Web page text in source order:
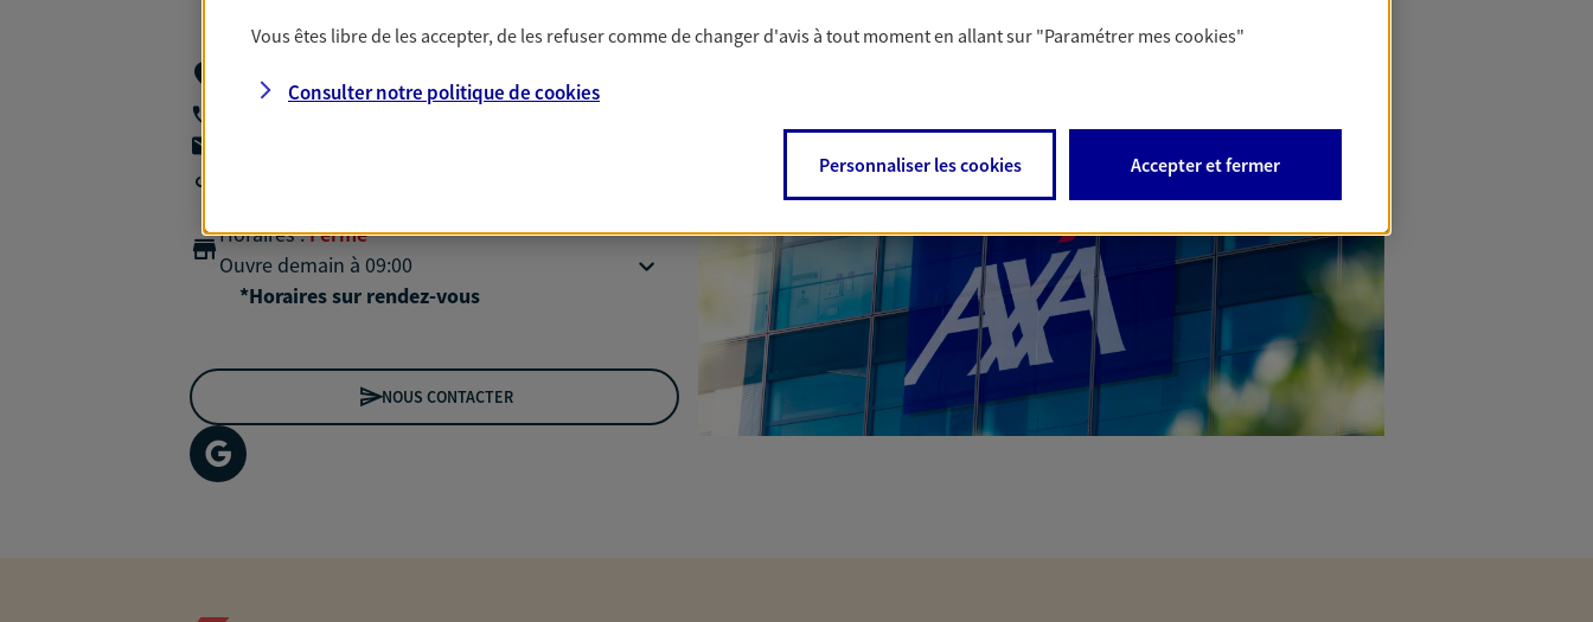
33370 Pompignac
Horaires :Fermé
Ouvre demain à 09:00
*Horaires sur rendez-vous
NOUS CONTACTER
Vous êtes libre de les accepter, de les refuser comme de changer d'avis à tout moment en allant sur "Paramétrer mescookies"
Consulter notre politique decookies
Personnaliser les cookies Accepter et fermer